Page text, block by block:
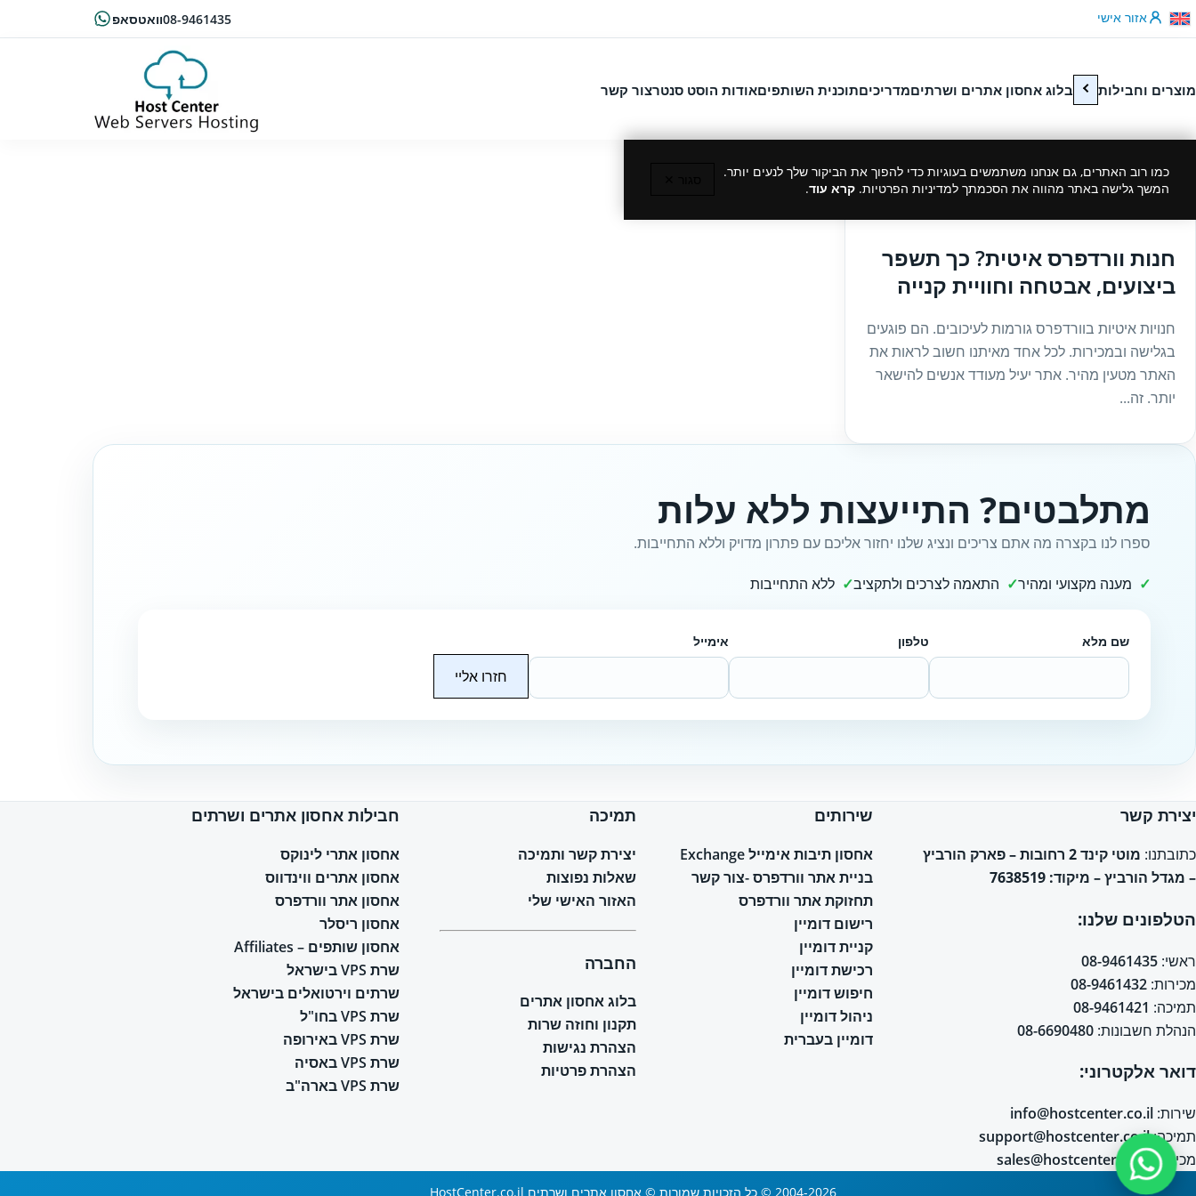
דלג לתוכן 08-9461435וואטסאפ אזור אישי
מוצרים וחבילות בלוג אחסון אתרים ושרתיםמדריכיםתוכנית השותפיםאודות הוסט סנטרצור קשר
כמו רוב האתרים, גם אנחנו משתמשים בעוגיות כדי להפוך את הביקור שלך לנעים יותר.
המשך גלישה באתר מהווה את הסכמתך למדיניות הפרטיות. קרא עוד.
חנות וורדפרס איטית? כך תשפר
ביצועים, אבטחה וחוויית קנייה
חנויות איטיות בוורדפרס גורמות לעיכובים. הם פוגעים
בגלישה ובמכירות. לכל אחד מאיתנו חשוב לראות את
האתר מטעין מהיר. אתר יעיל מעודד אנשים להישאר
יותר. זה...
מתלבטים? התייעצות ללא עלות
ספרו לנו בקצרה מה אתם צריכים ונציג שלנו יחזור אליכם עם פתרון מדויק וללא התחייבות.
מענה מקצועי ומהיר התאמה לצרכים ולתקציב ללא התחייבות
שם מלא טלפון אימייל
חזרו אליי
יצירת קשר
כתובתנו:
מוטי קינד 2 רחובות – פארק הורביץ
– מגדל הורביץ – מיקוד: 7638519
הטלפונים שלנו:
ראשי: 08-9461435
מכירות: 08-9461432
תמיכה: 08-9461421
הנהלת חשבונות: 08-6690480
דואר אלקטרוני:
שירות: info@hostcenter.co.il
תמיכה:support@hostcenter.co.il
מכירות: sales@hostcenter.co.il
שירותים
אחסון תיבות אימייל Exchange
בניית אתר וורדפרס -צור קשר
תחזוקת אתר וורדפרס
רישום דומיין
קניית דומיין
רכישת דומיין
חיפוש דומיין
ניהול דומיין
דומיין בעברית
תמיכה
יצירת קשר ותמיכה
שאלות נפוצות
האזור האישי שלי
החברה
בלוג אחסון אתרים
תקנון וחוזה שרות
הצהרת נגישות
הצהרת פרטיות
חבילות אחסון אתרים ושרתים
אחסון אתרי לינוקס
אחסון אתרים ווינדווס
אחסון אתר וורדפרס
אחסון ריסלר
אחסון שותפים – Affiliates
שרת VPS בישראל
שרתים וירטואלים בישראל
שרת VPS בחו"ל
שרת VPS באירופה
שרת VPS באסיה
שרת VPS בארה"ב
2004-2026 © כל הזכויות שמורות © אחסון אתרים ושרתים HostCenter.co.il